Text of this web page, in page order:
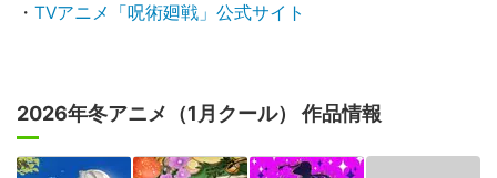
・ TVアニメ「呪術廻戦」公式サイト
2026年冬アニメ（1月クール） 作品情報